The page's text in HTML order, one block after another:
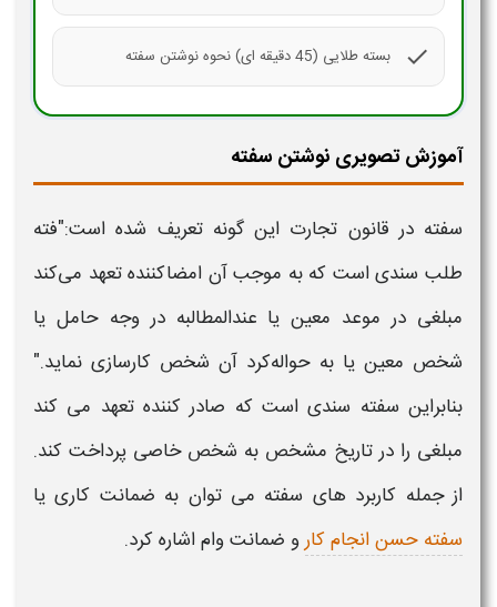
check بسته طلایی (45 دقیقه ای) نحوه نوشتن سفته
آموزش تصویری نوشتن سفته
سفتهدر قانون تجارت این گونه تعریف شده است:"فته‌
طلب سندی است که به موجب آن امضاکننده تعهد می‌کند
مبلغی در موعد معین یا عندالمطالبه در وجه حامل یا
شخص معین یا به حواله‌کرد آن شخص کارسازی نماید."
بنابراین سفته سندی است که صادر کننده تعهد می کند
مبلغی را در تاریخ مشخص به شخص خاصی پرداخت کند.
از جمله کاربرد های سفته می توان به ضمانت کارییا
سفته حسن انجام کارو ضمانت واماشاره کرد.